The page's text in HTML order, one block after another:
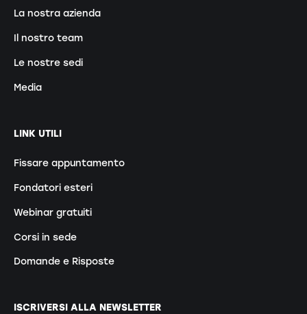
La nostra azienda
Il nostro team
Le nostre sedi
Media
LINK UTILI
Fissare appuntamento
Fondatori esteri
Webinar gratuiti
Corsi in sede
Domande e Risposte
ISCRIVERSI ALLA NEWSLETTER